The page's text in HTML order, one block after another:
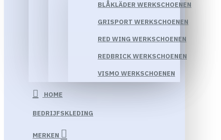
BLÅKLÄDER WERKSCHOENEN
GRISPORT WERKSCHOENEN
RED WING WERKSCHOENEN
REDBRICK WERKSCHOENEN
VISMO WERKSCHOENEN
HOME
BEDRIJFSKLEDING
MERKEN